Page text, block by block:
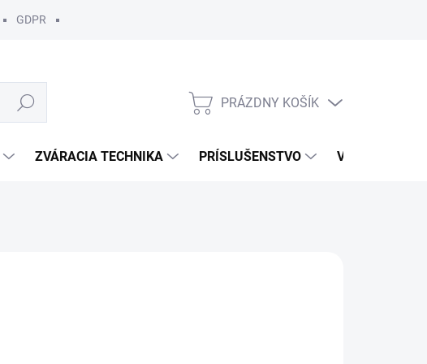
GDPR
Hľadať
NÁKUPNÝ
PRÁZDNY KOŠÍK
ZVÁRACIA TECHNIKA PRÍSLUŠENSTVO VÝROBCOVIA